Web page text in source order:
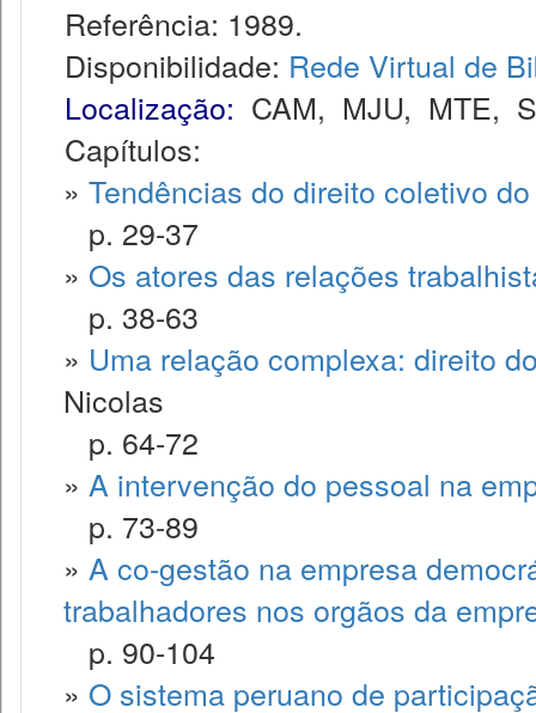
Referência: 1989.
Disponibilidade: Rede Virtual de
Localização: CAM, MJU, MTE,
Capítulos:
» Tendências do direito coletivo
p. 29-37
» Os atores das relações
p. 38-63
» Uma relação complexa: direito
Nicolas
p. 64-72
» A intervenção do pessoal na
p. 73-89
» A co-gestão na empresa
trabalhadores nos orgãos da
p. 90-104
» O sistema peruano de